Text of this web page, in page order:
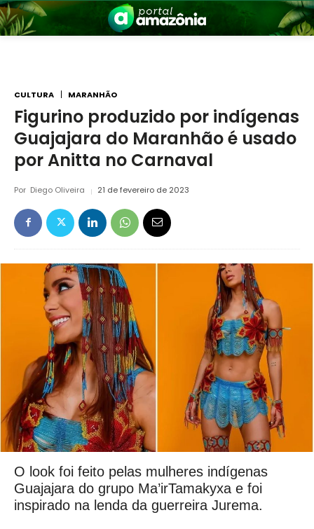
Amazônia
CULTURA MARANHÃO
Figurino produzido por indígenas
Guajajara do Maranhão é usado
por Anitta no Carnaval
Por Diego Oliveira 21 de fevereiro de 2023
O look foi feito pelas mulheres indígenas
Guajajara do grupo Ma’irTamakyxa e foi
inspirado na lenda da guerreira Jurema.